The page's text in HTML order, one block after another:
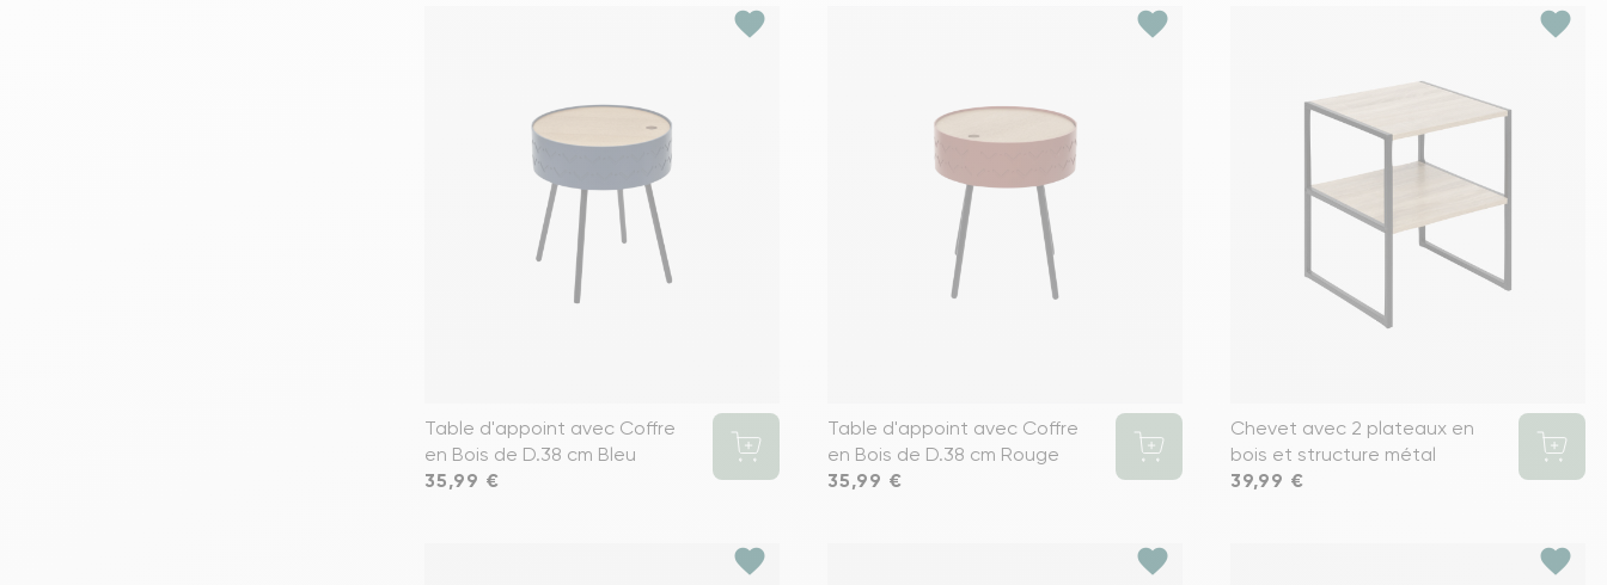
favorite
Table d'appoint avec Coffre
en Bois de D.38 cm Bleu
Prix
35,99 €
favorite
Table d'appoint avec Coffre
en Bois de D.38 cm Rouge
Prix
35,99 €
favorite
Chevet avec 2 plateaux en
bois et structure métal
Prix
39,99 €
favorite favorite favorite